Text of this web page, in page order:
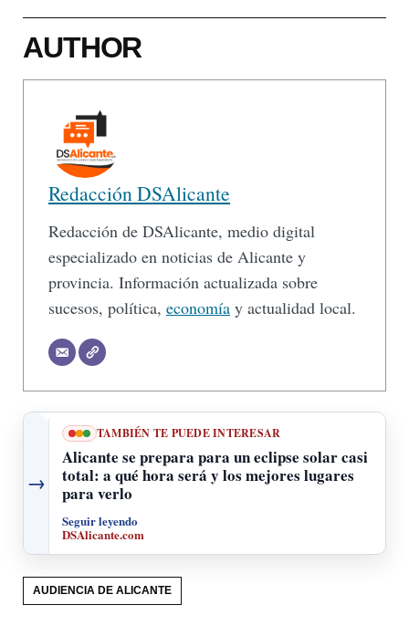
AUTHOR
Redacción DSAlicante
Redacción de DSAlicante, medio digital
especializado en noticias de Alicante y
provincia. Información actualizada sobre
sucesos, política, economía y actualidad local.
→
TAMBIÉN TE PUEDE INTERESAR
Alicante se prepara para un eclipse solar casi
total: a qué hora será y los mejores lugares
para verlo
Seguir leyendo
DSAlicante.com
AUDIENCIA DE ALICANTE